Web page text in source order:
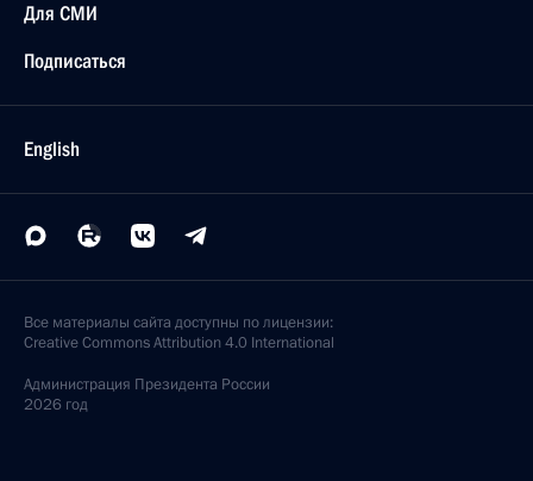
Для СМИ
Подписаться
English
Все материалы сайта доступны по лицензии:
Creative Commons Attribution 4.0 International
Администрация Президента России
2026 год